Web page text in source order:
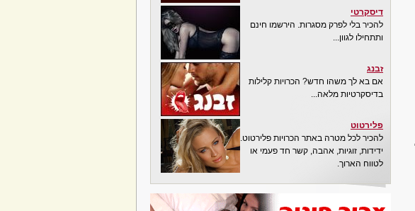
דיסקרטי
להכיר בלי לפרק מסגרות. הירשמו חינם
ותתחילו לגוון...
זבנג
אם בא לך משהו חדש? הכרויות קלילות
בדיסקרטיות מלאה...
פלירטוט
להכיר לכל מטרה באתר הכרויות פלירטוט.
ידידות, זוגיות, אהבה, קשר חד פעמי או
לטווח הארוך.